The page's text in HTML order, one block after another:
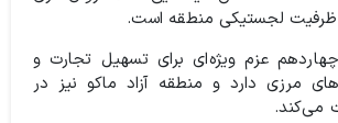
ظرفیت لجستیکی منطقه است.
عزم ویژه‌ای برای تسهیل تجارت و
مرزی دارد و منطقه آزاد ماکو نیز در
می‌کند.